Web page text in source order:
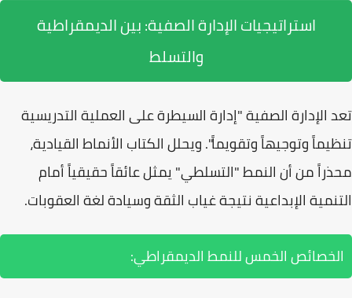
استراتيجيات الإدارة الصفية: بين الديمقراطية
والتسلط
تعدالإدارة الصفية"إدارة السيطرة على العملية التدريسية
تنظيماً وتوجيهاً وتقويماً". ويحلل الكتاب الأنماط القيادية،
محذراً من أن النمط "التسلطي" يمثل عائقاً حقيقياً أمام
التنمية الإبداعية نتيجة غياب الثقة وسيادة لغة العقوبات.
الخصائص الخمس للنمط الديمقراطي: